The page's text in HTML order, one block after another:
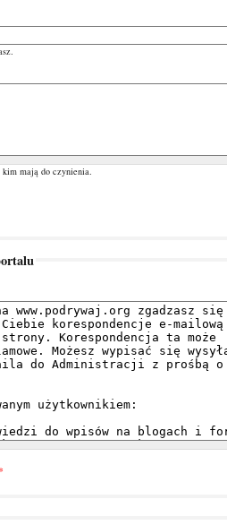
mają do czynienia.
*